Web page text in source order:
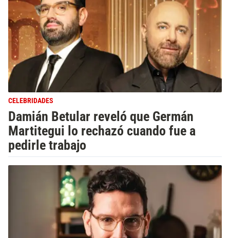
CELEBRIDADES
Damián Betular reveló que Germán
Martitegui lo rechazó cuando fue a
pedirle trabajo